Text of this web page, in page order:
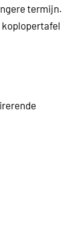
termijn.
koplopertafel